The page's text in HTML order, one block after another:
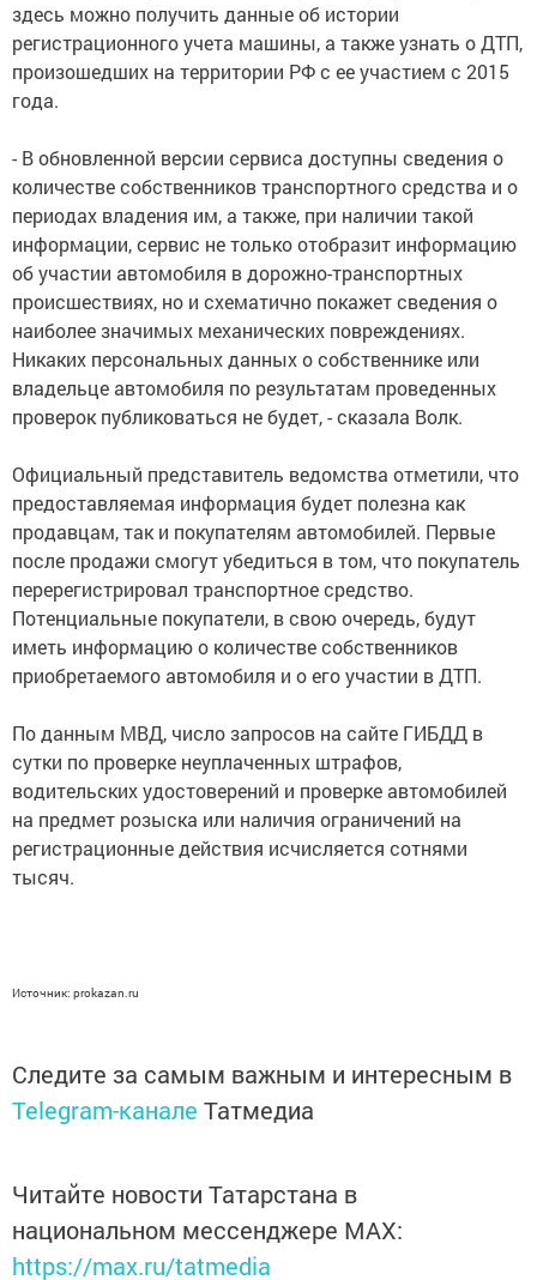
здесь можно получить данные об истории
регистрационного учета машины, а также узнать о ДТП,
произошедших на территории РФ с ее участием с 2015
года.
- В обновленной версии сервиса доступны сведения о
количестве собственников транспортного средства и о
периодах владения им, а также, при наличии такой
информации, сервис не только отобразит информацию
об участии автомобиля в дорожно-транспортных
происшествиях, но и схематично покажет сведения о
наиболее значимых механических повреждениях.
Никаких персональных данных о собственнике или
владельце автомобиля по результатам проведенных
проверок публиковаться не будет, - сказала Волк.
Официальный представитель ведомства отметили, что
предоставляемая информация будет полезна как
продавцам, так и покупателям автомобилей. Первые
после продажи смогут убедиться в том, что покупатель
перерегистрировал транспортное средство.
Потенциальные покупатели, в свою очередь, будут
иметь информацию о количестве собственников
приобретаемого автомобиля и о его участии в ДТП.
По данным МВД, число запросов на сайте ГИБДД в
сутки по проверке неуплаченных штрафов,
водительских удостоверений и проверке автомобилей
на предмет розыска или наличия ограничений на
регистрационные действия исчисляется сотнями
тысяч.
Источник: prokazan.ru
Следите за самым важным и интересным в
Telegram-канале Татмедиа
Читайте новости Татарстана в
национальном мессенджере MАХ:
https://max.ru/tatmedia